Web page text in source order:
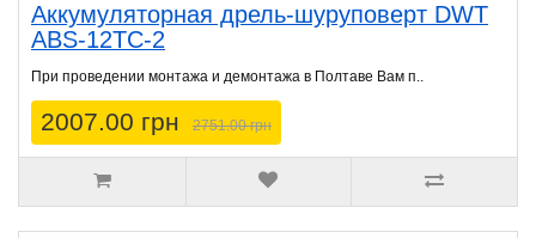
Аккумуляторная дрель-шуруповерт DWT
ABS-12TC-2
При проведении монтажа и демонтажа в Полтаве Вам п..
2007.00 грн 2751.00 грн